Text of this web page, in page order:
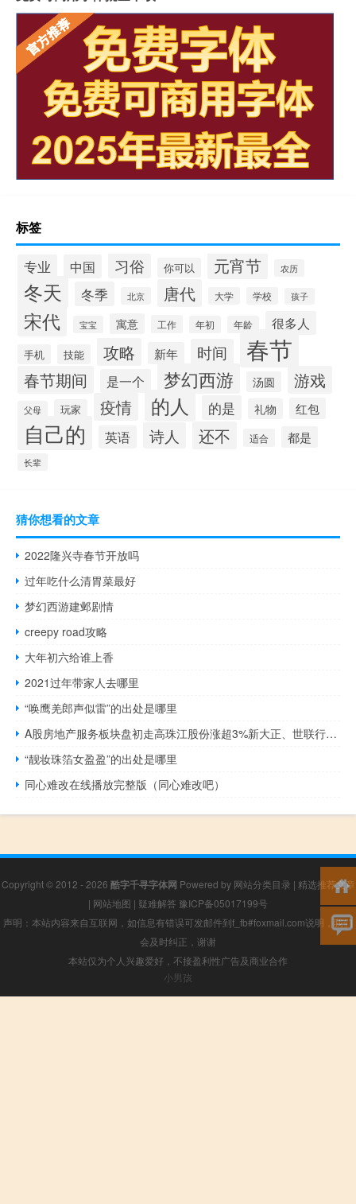
标签
专业 中国 习俗 你可以 元宵节 农历
冬天 冬季 北京 唐代 大学 学校 孩子
宋代 宝宝 寓意 工作 年初 年龄 很多人
手机 技能 攻略 新年 时间 春节
春节期间 是一个 梦幻西游 汤圆 游戏
父母 玩家 疫情 的人 的是 礼物 红包
自己的 英语 诗人 还不 适合 都是
长辈
猜你想看的文章
2022隆兴寺春节开放吗
过年吃什么清胃菜最好
梦幻西游建邺剧情
creepy road攻略
大年初六给谁上香
2021过年带家人去哪里
“唤鹰羌郎声似雷”的出处是哪里
A股房地产服务板块盘初走高珠江股份涨超3%新大正、世联行、我爱我家、特发服务、招商积余跟涨
“靓妆珠箔女盈盈”的出处是哪里
同心难改在线播放完整版（同心难改吧）
Copyright © 2012 - 2026 酷字千寻字体网 Powered by 网站分类目录 | 精选推荐文章
| 网站地图 | 疑难解答 豫ICP备05017199号
声明：本站内容来自互联网，如信息有错误可发邮件到f_fb#foxmail.com说明，我们
会及时纠正，谢谢
本站仅为个人兴趣爱好，不接盈利性广告及商业合作
小男孩